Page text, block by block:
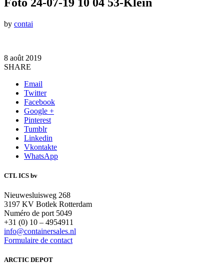
by contai
8 août 2019
SHARE
Email
Twitter
Facebook
Google +
Pinterest
Tumblr
Linkedin
Vkontakte
WhatsApp
CTL ICS bv
Nieuwesluisweg 268
3197 KV Botlek Rotterdam
Numéro de port 5049
+31 (0) 10 – 4954911
info@containersales.nl
Formulaire de contact
ARCTIC DEPOT